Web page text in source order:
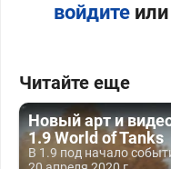
войдитеили
Читайте еще
Новый арт и
1.9 World of Tanks
В 1.9 под начало